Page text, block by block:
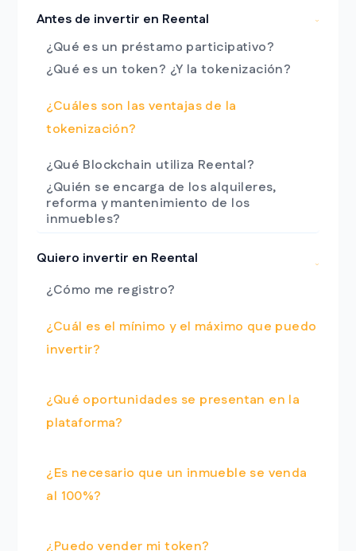
Antes de invertir en Reental
¿Qué es un préstamo participativo?
¿Qué es un token? ¿Y la tokenización?
¿Cuáles son las ventajas de la
tokenización?
¿Qué Blockchain utiliza Reental?
¿Quién se encarga de los alquileres,
reforma y mantenimiento de los
inmuebles?
Quiero invertir en Reental
¿Cómo me registro?
¿Cuál es el mínimo y el máximo que puedo
invertir?
¿Qué oportunidades se presentan en la
plataforma?
¿Es necesario que un inmueble se venda
al 100%?
¿Puedo vender mi token?